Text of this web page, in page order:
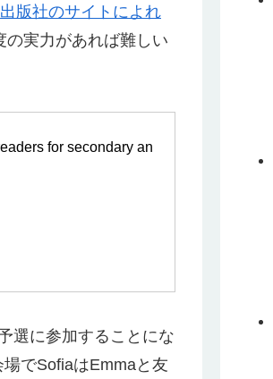
出版社のサイトによれ
実力があれば難しい
for secondary an
選に参加することにな
でSofiaはEmmaと友